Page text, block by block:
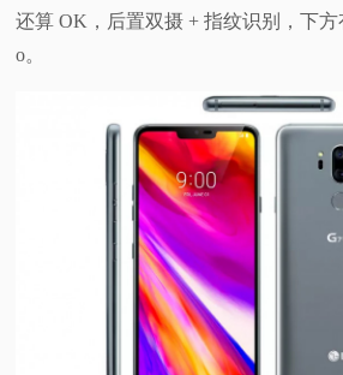
还算 OK，后置双摄 + 指纹识别，下方
o。